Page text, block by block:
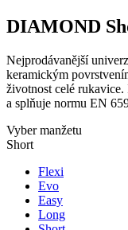
DIAMOND
Nejprodávanější
keramickým
životnost celé
a splňuje normu EN
Vyber manžetu
Short
Flexi
Evo
Easy
Long